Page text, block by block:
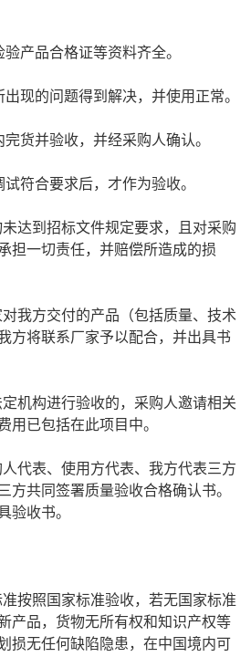
品合格证等资料齐全。
的问题得到解决，并使用正常。
并验收，并经采购人确认。
合要求后，才作为验收。
到招标文件规定要求，且对采购
担一切责任，并赔偿所造成的损
方交付的产品（包括质量、技术
方将联系厂家予以配合，并出具书
构进行验收的，采购人邀请相关
用已包括在此项目中。
表、使用方代表、我方代表三方
方共同签署质量验收合格确认书。
验收书。
照国家标准验收，若无国家标准
产品，货物无所有权和知识产权等
损无任何缺陷隐患，在中国境内可